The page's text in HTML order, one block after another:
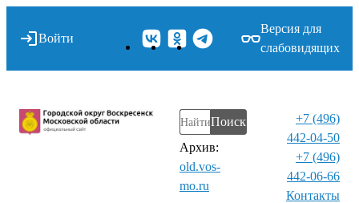
Войти
Версия для
слабовидящих
Поиск
Архив:
old.vos-
mo.ru
+7 (496)
442-04-50
+7 (496)
442-06-66
Контакты⁠